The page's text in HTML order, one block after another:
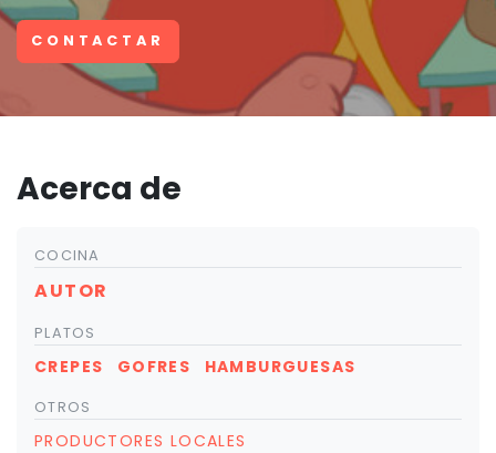
CONTACTAR
Acerca de
COCINA
AUTOR
PLATOS
CREPES GOFRES HAMBURGUESAS
OTROS
PRODUCTORES LOCALES